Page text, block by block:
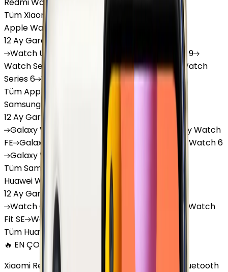
Tüm Xiaomi Akıllı Saat'lar
Apple Watch
12 Ay Garanti
Watch Ultra Series 10
Series 9
WatchSeries 8 Series 7 WatchSE
Watch
Series 6 Watch
Tüm Apple Watch'lar
Samsung Watch
12 Ay Garanti
GalaxyWatch 7 GalaxyWatch Ultra GalaxyWatch
FE Galaxy Galaxy Galaxy
Watch 6
GalaxyWatch8
Tüm Samsung Watch'lar
Huawei Watch
12 Ay Garanti•
WatchGT 4 GT 5 GT 5 Pro
Watch
Fit SE Watch Fit 3 Watch
Tüm Huawei Watch'lar
🔥 EN ÇOK SATAN
Xiaomi Redmi Watch 3 Active Plastik 47mm Bluetooth